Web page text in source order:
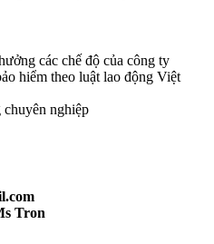
các chế độ của công ty
hiểm theo luật lao động Việt
nghiệp
Tron